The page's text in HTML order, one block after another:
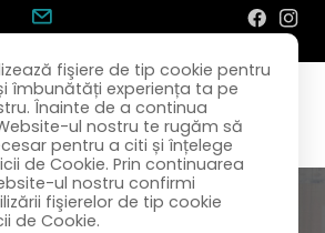
fişiere de tip cookie pentru
îmbunătăți experiența ta pe
Înainte de a continua
ul nostru te rugăm să
pentru a citi și înțelege
de Cookie. Prin continuarea
ul nostru confirmi
fişierelor de tip cookie
de Cookie.